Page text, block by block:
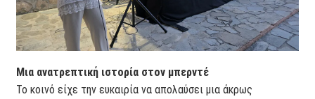
Μια ανατρεπτική ιστορία στον μπερντέ
Το κοινό είχε την ευκαιρία να απολαύσει μια άκρως